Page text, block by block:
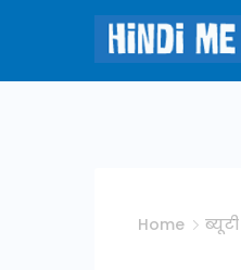
content
Hindi
Home ब्यूटी